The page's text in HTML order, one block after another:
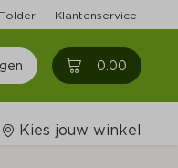
Folder Klantenservice
0.00 0
Kies jouw winkel